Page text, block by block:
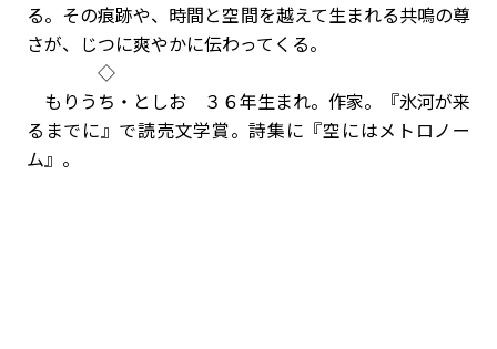
る。その痕跡や、時間と空間を越えて生まれる共鳴の尊
さが、じつに爽やかに伝わってくる。
◇
もりうち・としお ３６年生まれ。作家。『氷河が来
るまでに』で読売文学賞。詩集に『空にはメトロノー
ム』。